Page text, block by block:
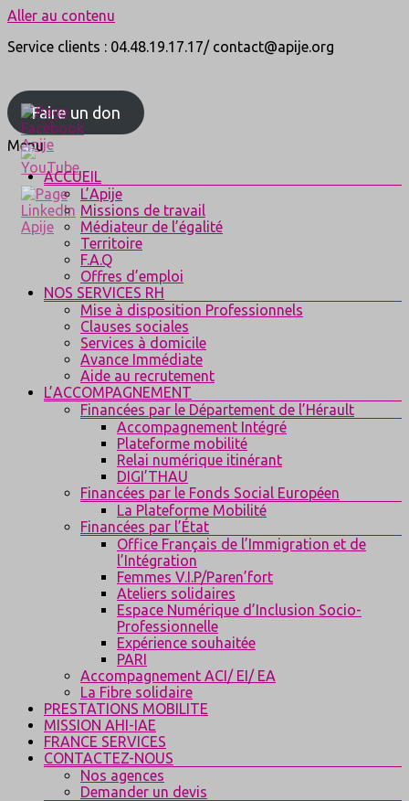
Aller au contenu
Service clients : 04.48.19.17.17/ contact@apije.org
Faire un don
Menu
ACCUEIL
L’Apije
Missions de travail
Médiateur de l’égalité
Territoire
F.A.Q
Offres d’emploi
NOS SERVICES RH
Mise à disposition Professionnels
Clauses sociales
Services à domicile
Avance Immédiate
Aide au recrutement
L’ACCOMPAGNEMENT
Financées par le Département de l’Hérault
Accompagnement Intégré
Plateforme mobilité
Relai numérique itinérant
DIGI’THAU
Financées par le Fonds Social Européen
La Plateforme Mobilité
Financées par l’État
Office Français de l’Immigration et de
l’Intégration
Femmes V.I.P/Paren’fort
Ateliers solidaires
Espace Numérique d’Inclusion Socio-
Professionnelle
Expérience souhaitée
PARI
Accompagnement ACI/ EI/ EA
La Fibre solidaire
PRESTATIONS MOBILITE
MISSION AHI-IAE
FRANCE SERVICES
CONTACTEZ-NOUS
Nos agences
Demander un devis